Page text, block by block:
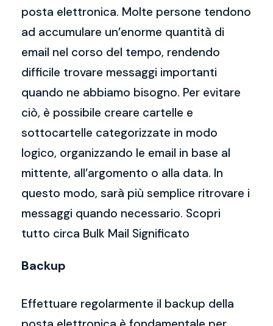
posta elettronica. Molte persone tendono
ad accumulare un’enorme quantità di
email nel corso del tempo, rendendo
difficile trovare messaggi importanti
quando ne abbiamo bisogno. Per evitare
ciò, è possibile creare cartelle e
sottocartelle categorizzate in modo
logico, organizzando le email in base al
mittente, all’argomento o alla data. In
questo modo, sarà più semplice ritrovare i
messaggi quando necessario. Scopri
tutto circa Bulk Mail Significato
Backup
Effettuare regolarmente il backup della